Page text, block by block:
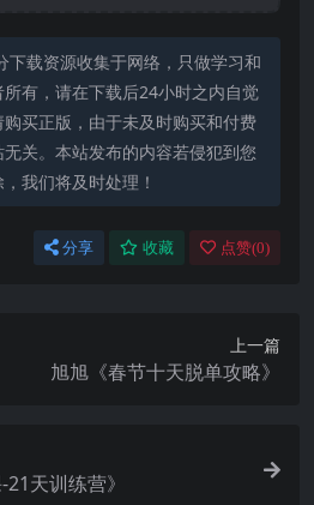
下载资源收集于网络，只做学习和
有，请在下载后24小时之内自觉
买正版，由于未及时购买和付费
关。本站发布的内容若侵犯到您
我们将及时处理！
分享 收藏 点赞(0)
上一篇
旭旭《春节十天脱单攻略》
天训练营》